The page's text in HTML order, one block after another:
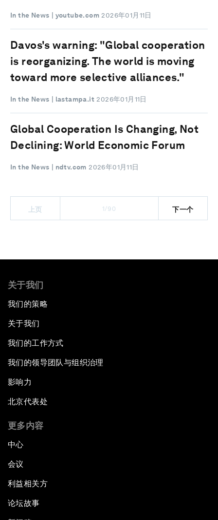
In the News | youtube.com 2026年01月11日
Davos's warning: "Global cooperation
is reorganizing. The world is moving
toward more selective alliances."
In the News | lastampa.it 2026年01月11日
Global Cooperation Is Changing, Not
Declining: World Economic Forum
In the News | ndtv.com 2026年01月11日
上页 1/90 下一个
关于我们
我们的策略
关于我们
我们的工作方式
我们的领导团队与组织治理
影响力
北京代表处
更多内容
中心
会议
利益相关方
论坛故事